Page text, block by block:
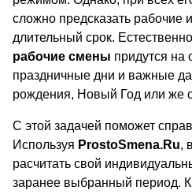
сложно предсказать рабочие
длительный срок.
рабочие смены придутся
праздничные дни и важные
рождения, Новый Год или же
С этой задачей поможет
Используя ProstoSmena.Ru,
расчитать свой
заранее выбранный период.